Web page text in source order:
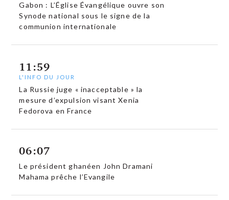
Gabon : L’Église Évangélique ouvre son
Synode national sous le signe de la
communion internationale
11:59
L'INFO DU JOUR
La Russie juge « inacceptable » la
mesure d’expulsion visant Xenia
Fedorova en France
06:07
Le président ghanéen John Dramani
Mahama prêche l’Evangile